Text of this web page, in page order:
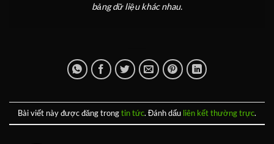
bảng dữ liệu khác nhau.
Bài viết này được đăng trongtin tức. Đánh dấu liên kết thường trực.